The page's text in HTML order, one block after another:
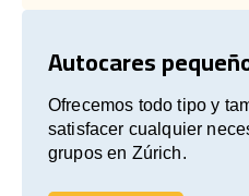
Autocares
Ofrecemos todo tipo y
satisfacer cualquier
grupos en Zúrich.